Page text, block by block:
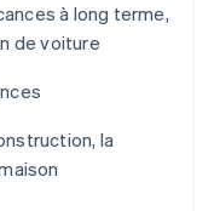
à long terme,
de voiture
la